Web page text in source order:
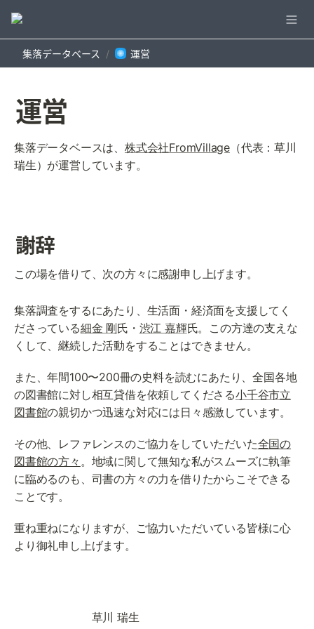
集落データベース / 運営
運営
集落データベースは、株式会社FromVillage （代表：草川
瑞生）が運営しています。
謝辞
この場を借りて、次の方々に感謝申し上げます。
集落調査をするにあたり、生活面・経済面を支援してく
ださっている細金 剛氏・ 渋江 嘉輝氏。この方達の支えな
くして、継続した活動をすることはできません。
また、年間100〜200冊の史料を読むにあたり、全国各地
の図書館に対し相互貸借を依頼してくださる小千谷市立
図書館の親切かつ迅速な対応には日々感激しています。
その他、レファレンスのご協力をしていただいた全国の
図書館の方々 。地域に関して無知な私がスムーズに執筆
に臨めるのも、司書の方々の力を借りたからこそできる
ことです。
重ね重ねになりますが、ご協力いただいている皆様に心
より御礼申し上げます。
草川 瑞生